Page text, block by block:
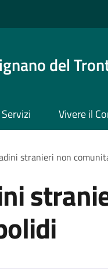
del
Servizi Vivere il
stranieri non